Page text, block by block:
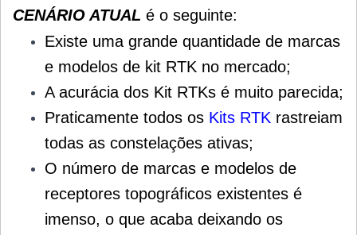
CENÁRIO ATUAL é o seguinte:
Existe uma grande quantidade de marcas
e modelos de kit RTK no mercado;
A acurácia dos Kit RTKs é muito parecida;
Praticamente todos os Kits RTK rastreiam
todas as constelações ativas;
O número de marcas e modelos de
receptores topográficos existentes é
imenso, o que acaba deixando os